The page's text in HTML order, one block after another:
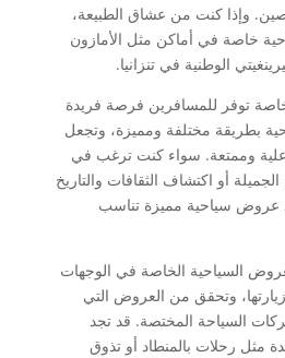
وإذا كنت من عشاق الطبيعة،
خاصة في أماكن مثل الأمازون
الوطنية في تنزانيا.
توفر للمسافرين فرصة فريدة
بطريقة مختلفة ومميزة، وتجعل
وممتعة. سواء كنت ترغب في
أو اكتشاف الثقافات والتاريخ
عروض سياحية مميزة تناسب
السياحية الخاصة في الوجهات
وتحقق من العروض التي
السياحة المختصة. قد تجد
مثل رحلات بالمنطاد أو تذوق